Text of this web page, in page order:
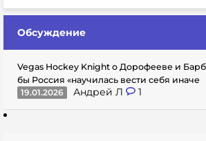
Обсуждение
Vegas Hockey Knight о Дорофееве и
бы Россия «научилась вести себя иначе
19.01.2026
Андрей Л 1